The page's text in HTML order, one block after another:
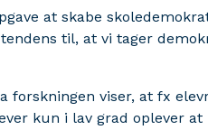
at skabe
til, at vi tager
forskningen viser, at fx
kun i lav grad oplever